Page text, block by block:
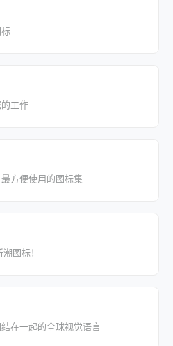
工作
方便使用的图标集
图标！
在一起的全球视觉语言